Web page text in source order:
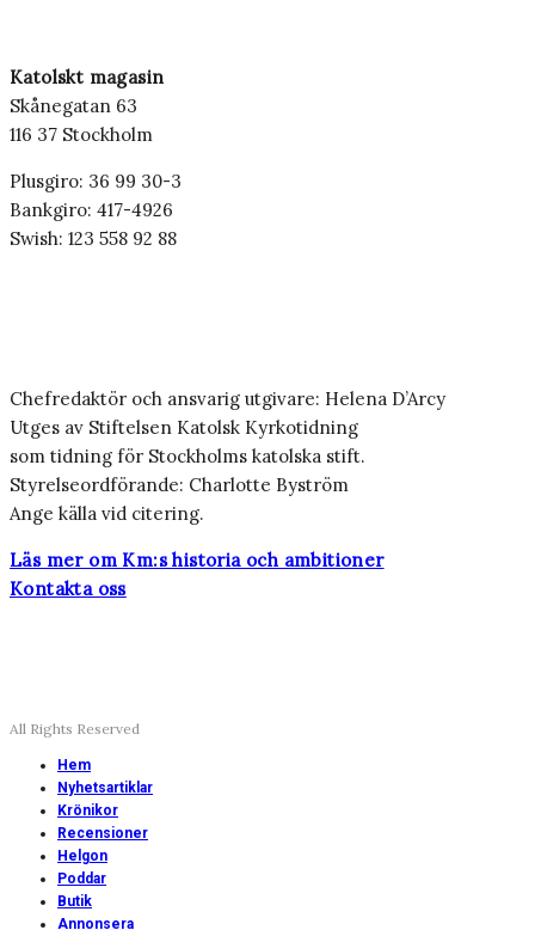
Katolskt magasin
Skånegatan 63
116 37 Stockholm
Plusgiro: 36 99 30-3
Bankgiro: 417-4926
Swish: 123 558 92 88
Chefredaktör och ansvarig utgivare: Helena D’Arcy
Utges av Stiftelsen Katolsk Kyrkotidning
som tidning för Stockholms katolska stift.
Styrelseordförande: Charlotte Byström
Ange källa vid citering.
Läs mer om Km:s historia och ambitioner
Kontakta oss
All Rights Reserved
Hem
Nyhetsartiklar
Krönikor
Recensioner
Helgon
Poddar
Butik
Annonsera